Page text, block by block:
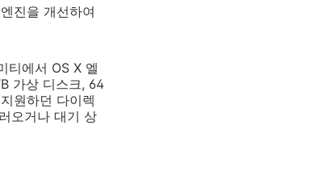
진을 개선하여
티에서 OS X 엘
가상 디스크, 64
원하던 다이렉
오거나 대기 상